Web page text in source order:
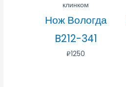
клинком
Нож Вологда
B212-341
₽1250